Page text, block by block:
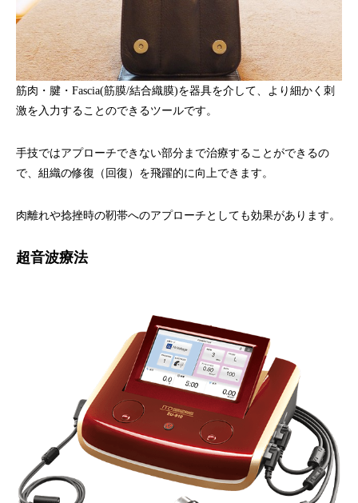
筋肉・腱・Fascia(筋膜/結合織膜)を器具を介して、より細かく刺
激を入力することのできるツールです。
手技ではアプローチできない部分まで治療することができるの
で、組織の修復（回復）を飛躍的に向上できます。
肉離れや捻挫時の靭帯へのアプローチとしても効果があります。
超音波療法